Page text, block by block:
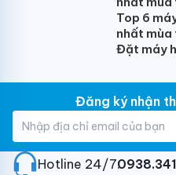
Top 6
nhất mùa
Đặt máy
Đăng ký nhận
Hotline 24/7: